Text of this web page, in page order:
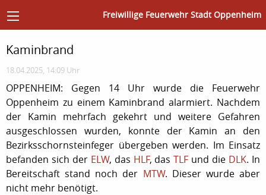
Freiwillige Feuerwehr Stadt Oppenheim
Kaminbrand
18.04.2025, 14:09 Uhr
OPPENHEIM: Gegen 14 Uhr wurde die Feuerwehr
Oppenheim zu einem Kaminbrand alarmiert. Nachdem
der Kamin mehrfach gekehrt und weitere Gefahren
ausgeschlossen wurden, konnte der Kamin an den
Bezirksschornsteinfeger übergeben werden. Im Einsatz
befanden sich der ELW, das HLF, dasTLF und die DLK. In
Bereitschaft stand noch der MTW. Dieser wurde aber
nicht mehr benötigt.